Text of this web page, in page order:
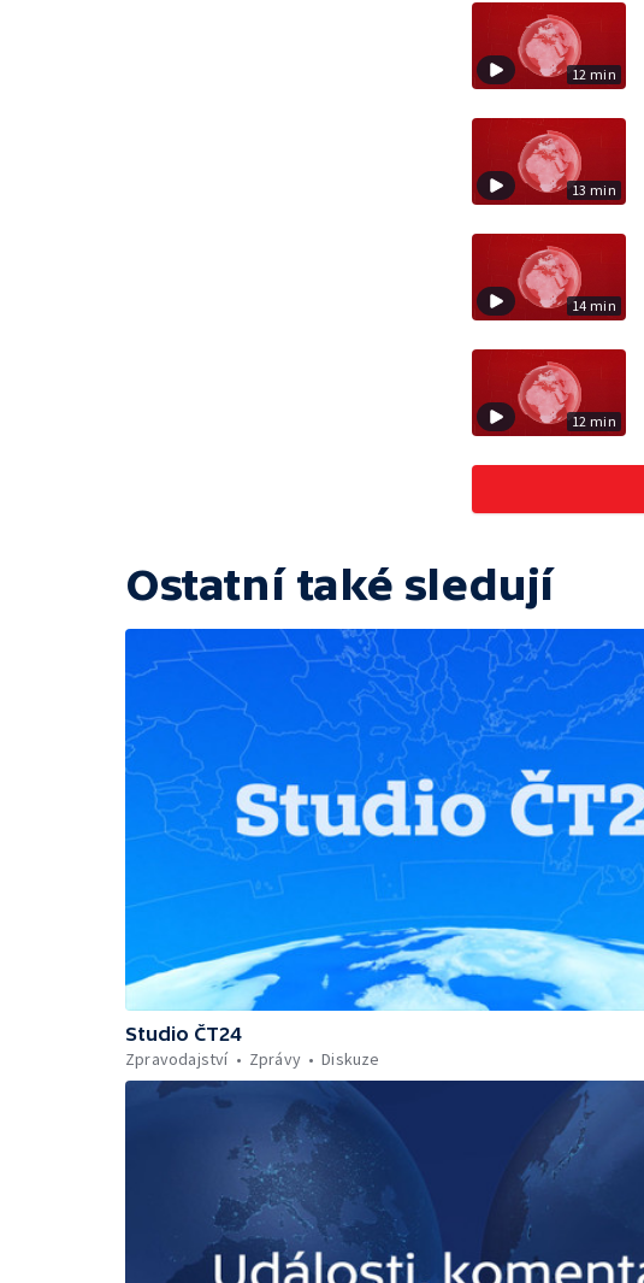
12 min
13 min
14 min
12 min
Ostatní také sledují
Studio ČT24
Zpravodajství
Zprávy Diskuze